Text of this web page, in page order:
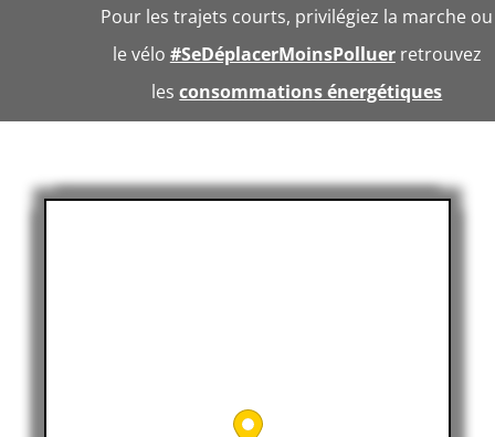
Pour les trajets courts, privilégiez la marche ou
le vélo #SeDéplacerMoinsPolluerretrouvez
lesconsommations énergétiques